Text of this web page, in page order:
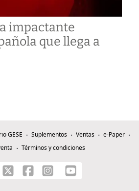
impactante
que llega a
GESE Suplementos Ventas
e-Paper
Términos y condiciones